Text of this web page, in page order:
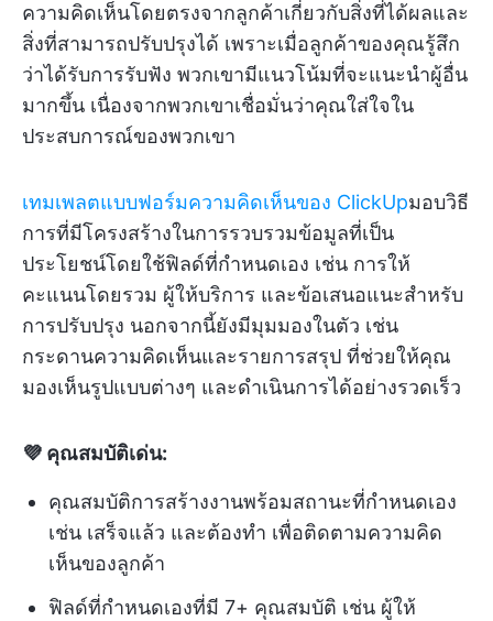
ความคิดเห็นโดยตรงจากลูกค้าเกี่ยวกับสิ่งที่ได้ผลและ
สิ่งที่สามารถปรับปรุงได้ เพราะเมื่อลูกค้าของคุณรู้สึก
ว่าได้รับการรับฟัง พวกเขามีแนวโน้มที่จะแนะนำผู้อื่น
มากขึ้น เนื่องจากพวกเขาเชื่อมั่นว่าคุณใส่ใจใน
ประสบการณ์ของพวกเขา
เทมเพลตแบบฟอร์มความคิดเห็นของ ClickUpมอบวิธี
การที่มีโครงสร้างในการรวบรวมข้อมูลที่เป็น
ประโยชน์โดยใช้ฟิลด์ที่กำหนดเอง เช่น การให้
คะแนนโดยรวม ผู้ให้บริการ และข้อเสนอแนะสำหรับ
การปรับปรุง นอกจากนี้ยังมีมุมมองในตัว เช่น
กระดานความคิดเห็นและรายการสรุป ที่ช่วยให้คุณ
มองเห็นรูปแบบต่างๆ และดำเนินการได้อย่างรวดเร็ว
💜 คุณสมบัติเด่น:
คุณสมบัติการสร้างงานพร้อมสถานะที่กำหนดเอง
เช่น เสร็จแล้ว และต้องทำ เพื่อติดตามความคิด
เห็นของลูกค้า
ฟิลด์ที่กำหนดเองที่มี 7+ คุณสมบัติ เช่น ผู้ให้